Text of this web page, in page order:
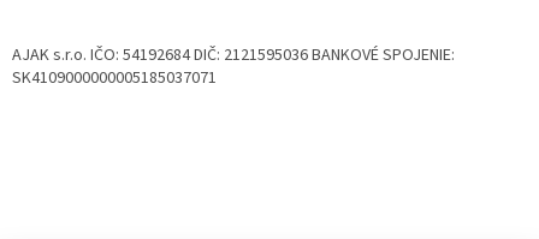
AJAK s.r.o. IČO: 54192684 DIČ: 2121595036 BANKOVÉ SPOJENIE:
SK4109000000005185037071